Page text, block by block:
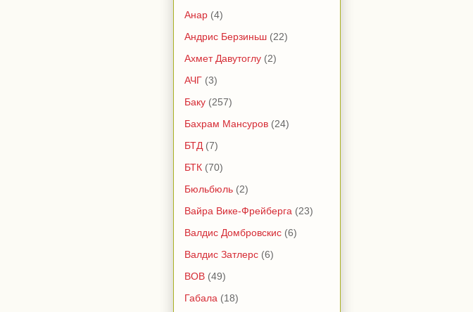
Анар (4)
Андрис Берзиньш (22)
Ахмет Давутоглу (2)
АЧГ (3)
Баку (257)
Бахрам Мансуров (24)
БТД (7)
БТК (70)
Бюльбюль (2)
Вайра Вике-Фрейберга (23)
Валдис Домбровскис (6)
Валдис Затлерс (6)
ВОВ (49)
Габала (18)